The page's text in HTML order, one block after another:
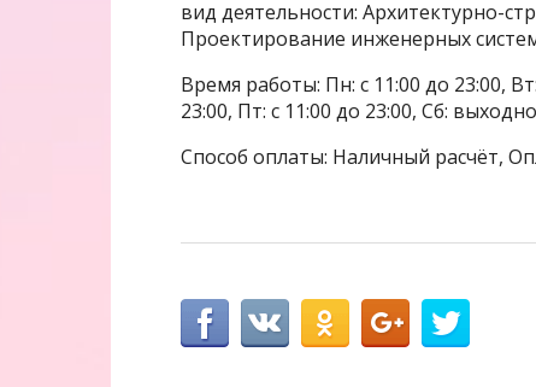
вид деятельности: Архитектурно-
Проектирование инженерных
Время работы: Пн: с 11:00 до 23:00,
23:00, Пт: с 11:00 до 23:00, Сб:
Способ оплаты: Наличный расчёт,